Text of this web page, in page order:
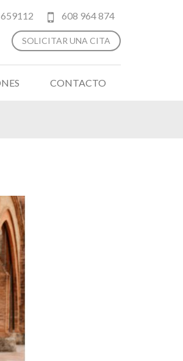
608 964 874
SOLICITAR UNA CITA
CONTACTO